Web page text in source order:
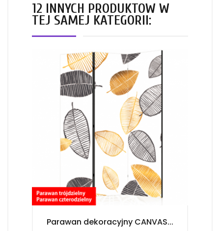
12 INNYCH PRODUKTÓW W
TEJ SAMEJ KATEGORII:
Parawan dekoracyjny CANVAS...